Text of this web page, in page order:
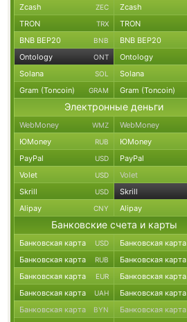
Zcash ZEC Zcash
TRON TRX TRON
BNB BEP20 BNB BNB BEP20
Ontology ONT Ontology
Solana SOL Solana
Gram (Toncoin) GRAM Gram (Toncoin)
Электронные деньги
WebMoney WMZ WebMoney
ЮMoney RUB ЮMoney
PayPal USD PayPal
Volet USD Volet
Skrill USD Skrill
Alipay CNY Alipay
Банковские счета и карты
Банковская карта USD Банковская карта
Банковская карта RUB Банковская карта
Банковская карта EUR Банковская карта
Банковская карта UAH Банковская карта
Банковская карта BYN Банковская карта